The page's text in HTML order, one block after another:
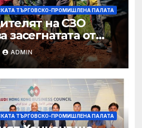
ТЪРГОВСКО-ПРОМИШЛЕНА ПАЛАТА
на СЗО
засегнатата от
след като
разпространява
ADMIN
ТЪРГОВСКО-ПРОМИШЛЕНА ПАЛАТА